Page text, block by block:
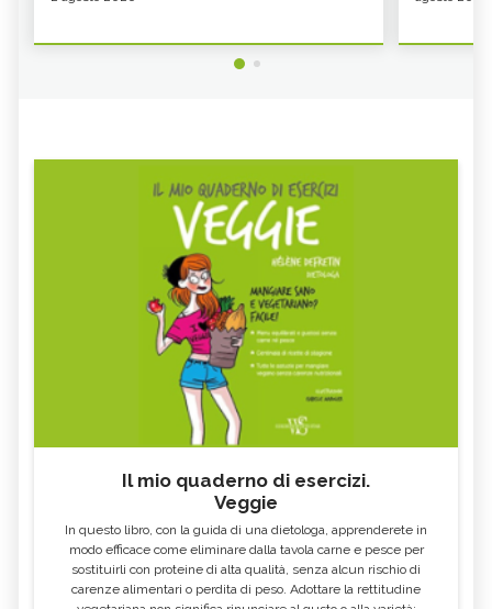
Il mio quaderno di esercizi.
Veggie
In questo libro, con la guida di una dietologa, apprenderete in
modo efficace come eliminare dalla tavola carne e pesce per
sostituirli con proteine di alta qualità, senza alcun rischio di
carenze alimentari o perdita di peso. Adottare la rettitudine